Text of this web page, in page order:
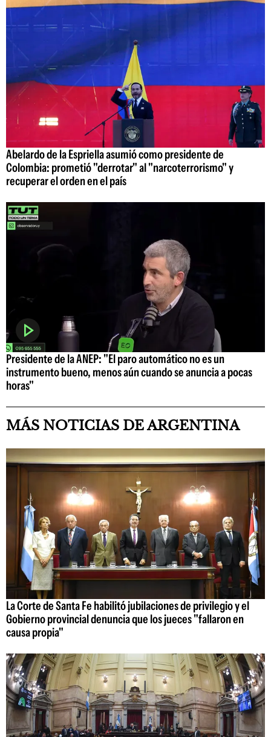
Abelardo de la Espriella asumió como presidente de
Colombia: prometió "derrotar" al "narcoterrorismo" y
recuperar el orden en el país
Presidente de la ANEP: "El paro automático no es un
instrumento bueno, menos aún cuando se anuncia a pocas
horas"
MÁS NOTICIAS DE ARGENTINA
La Corte de Santa Fe habilitó jubilaciones de privilegio y el
Gobierno provincial denuncia que los jueces "fallaron en
causa propia"